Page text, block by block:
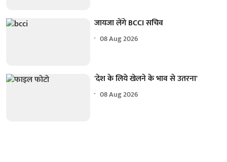
जायजा लेंगे BCCI सचिव
08 Aug 2026
'देश के लिये खेलने के भाव से उतरना'
08 Aug 2026